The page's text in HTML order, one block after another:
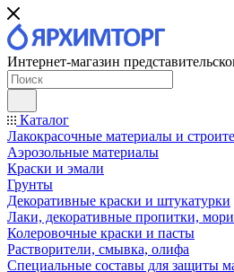
Интернет-магазин
Каталог
Лакокрасочные материалы и
Аэрозольные материалы
Краски и эмали
Грунты
Декоративные краски и штукатурки
Лаки, декоративные пропитки,
Колеровочные краски и пасты
Растворители, смывка, олифа
Специальные составы для защиты